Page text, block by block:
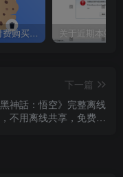
而在人类的所有经
致近期网站付费购买资源及会员用户后，网页显示依然没有购买解决方法！
下一篇
黑神話：悟空》完整离线
不用离线共享，免费畅